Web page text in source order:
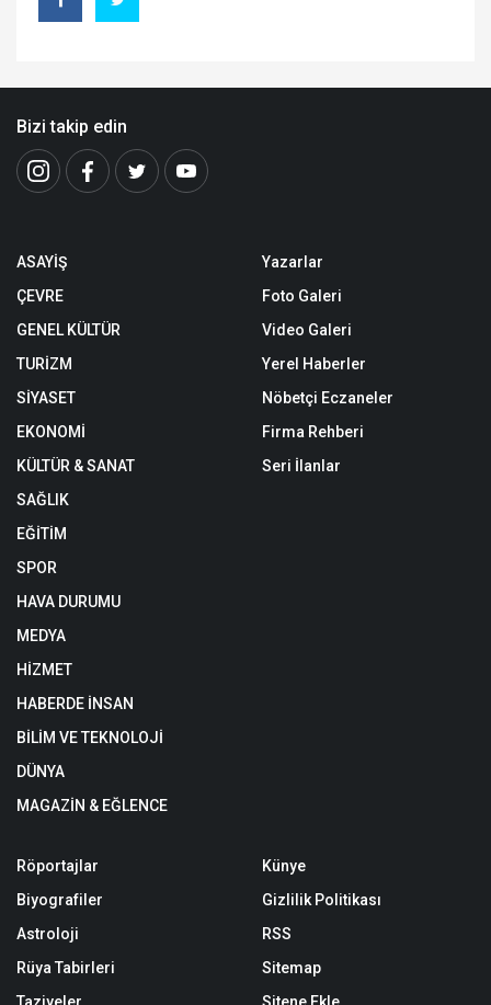
Bizi takip edin
ASAYİŞ
ÇEVRE
GENEL KÜLTÜR
TURİZM
SİYASET
EKONOMİ
KÜLTÜR & SANAT
SAĞLIK
EĞİTİM
SPOR
HAVA DURUMU
MEDYA
HİZMET
HABERDE İNSAN
BİLİM VE TEKNOLOJİ
DÜNYA
MAGAZİN & EĞLENCE
Yazarlar
Foto Galeri
Video Galeri
Yerel Haberler
Nöbetçi Eczaneler
Firma Rehberi
Seri İlanlar
Röportajlar
Biyografiler
Astroloji
Rüya Tabirleri
Künye
Gizlilik Politikası
RSS
Sitemap